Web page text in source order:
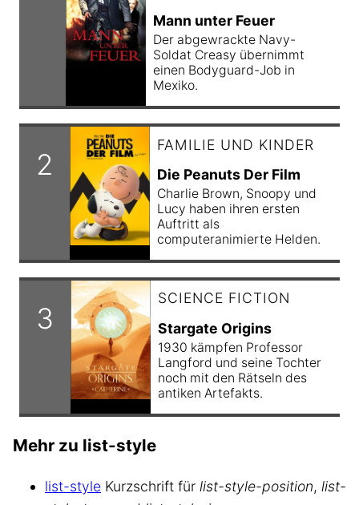
Mann unter Feuer
Der abgewrackte Navy-
Soldat Creasy übernimmt
einen Bodyguard-Job in
Mexiko.
FAMILIE UND KINDER
Die Peanuts Der Film
Charlie Brown, Snoopy und
Lucy haben ihren ersten
Auftritt als
computeranimierte Helden.
SCIENCE FICTION
Stargate Origins
1930 kämpfen Professor
Langford und seine Tochter
noch mit den Rätseln des
antiken Artefakts.
Mehr zu list-style
list-style Kurzschrift für list-style-position, list-